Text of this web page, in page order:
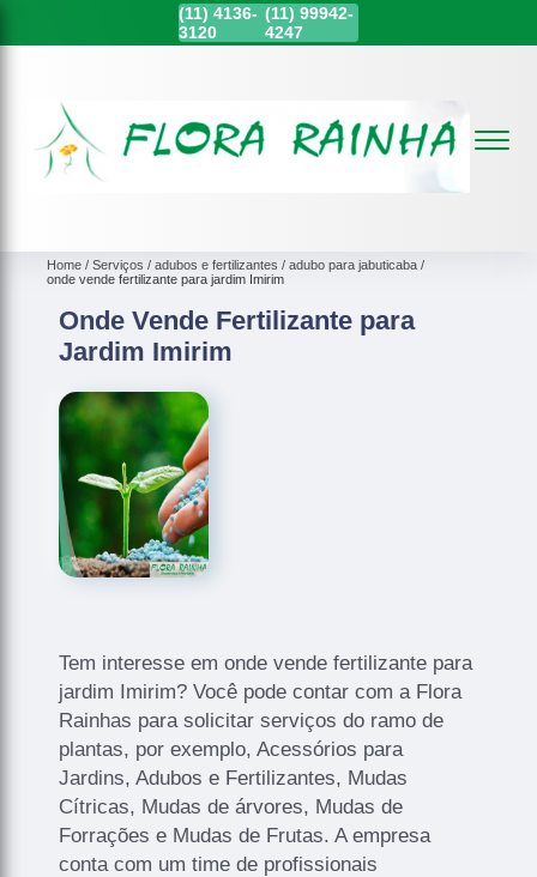
(11) 4136-
3120
(11)99942-
4247
Home Serviços adubos e fertilizantes
adubo para jabuticaba
onde vende fertilizante para jardim Imirim
Onde Vende Fertilizante para
Jardim Imirim
Tem interesse em onde vende fertilizante para
jardim Imirim? Você pode contar com a Flora
Rainhas para solicitar serviços do ramo de
plantas, por exemplo, Acessórios para
Jardins, Adubos e Fertilizantes, Mudas
Cítricas, Mudas de árvores, Mudas de
Forrações e Mudas de Frutas. A empresa
conta com um time de profissionais